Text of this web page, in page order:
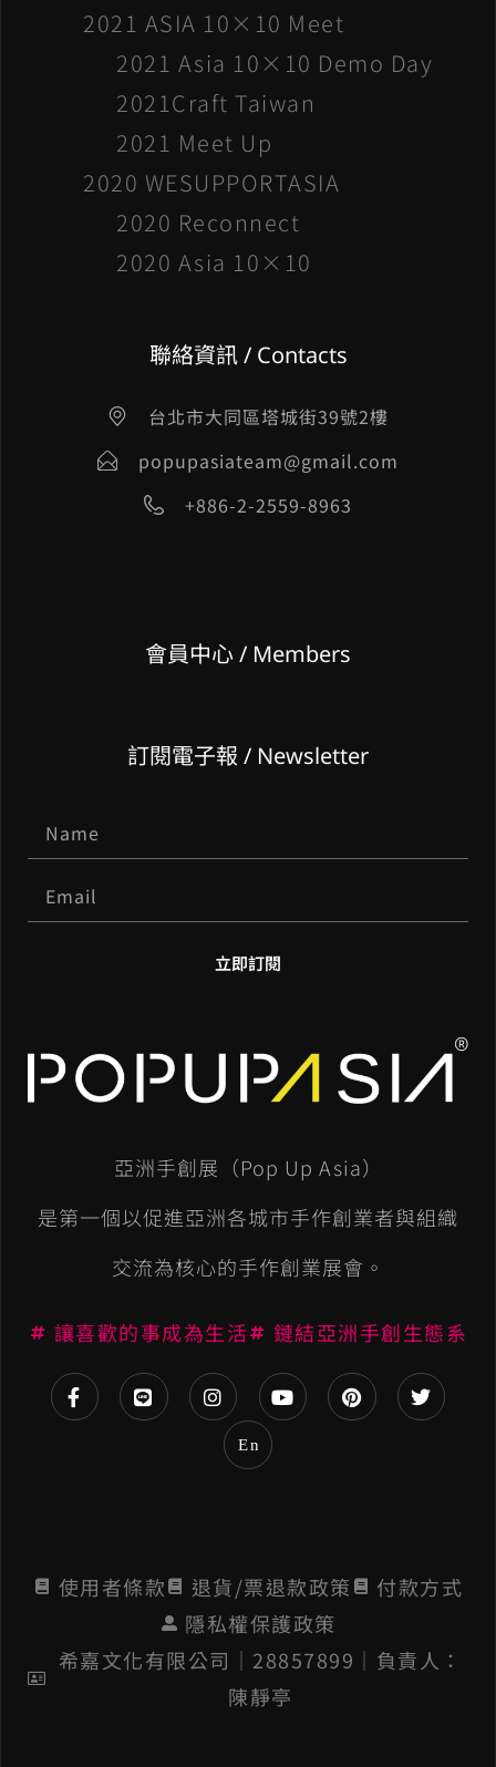
2021 ASIA 10×10 Meet
2021 Asia 10×10 Demo Day
2021Craft Taiwan
2021 Meet Up
2020 WESUPPORTASIA
2020 Reconnect
2020 Asia 10×10
聯絡資訊 / Contacts
台北市大同區塔城街39號2樓
popupasiateam@gmail.com
+886-2-2559-8963
亞洲手創展（Pop Up Asia）
是第一個以促進亞洲各城市手作創業者與組織
交流為核心的手作創業展會。
讓喜歡的事成為生活 鏈結亞洲手創生態系
En
使用者條款 退貨/票退款政策
付款方式
隱私權保護政策
希嘉文化有限公司│28857899│負責人：
陳靜亭
會員中心 / Members
訂閱電子報 / Newsletter
立即訂閱
l
t
n
i